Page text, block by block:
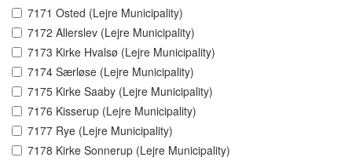
7171 Osted (Lejre Municipality)
7172 Allerslev (Lejre Municipality)
7173 Kirke Hvalsø (Lejre Municipality)
7174 Særløse (Lejre Municipality)
7175 Kirke Saaby (Lejre Municipality)
7176 Kisserup (Lejre Municipality)
7177 Rye (Lejre Municipality)
7178 Kirke Sonnerup (Lejre Municipality)